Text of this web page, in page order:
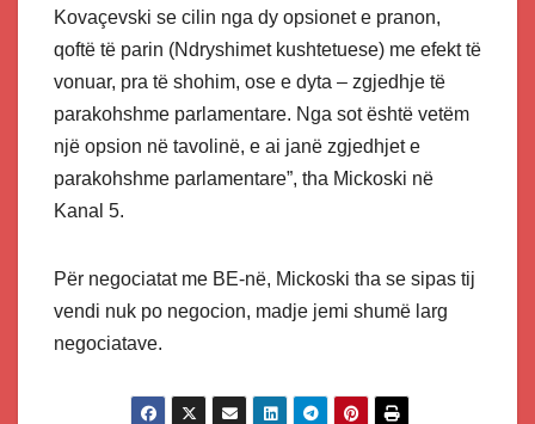
Kovaçevski se cilin nga dy opsionet e pranon,
qoftë të parin (Ndryshimet kushtetuese) me efekt të
vonuar, pra të shohim, ose e dyta – zgjedhje të
parakohshme parlamentare. Nga sot është vetëm
një opsion në tavolinë, e ai janë zgjedhjet e
parakohshme parlamentare”, tha Mickoski në
Kanal 5.
Për negociatat me BE-në, Mickoski tha se sipas tij
vendi nuk po negocion, madje jemi shumë larg
negociatave.